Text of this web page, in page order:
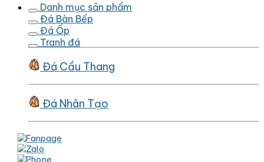
Danh mục sản phẩm
Đá Bàn Bếp
Đá Ốp
Tranh đá
Đá Cầu Thang
Đá Nhân Tạo